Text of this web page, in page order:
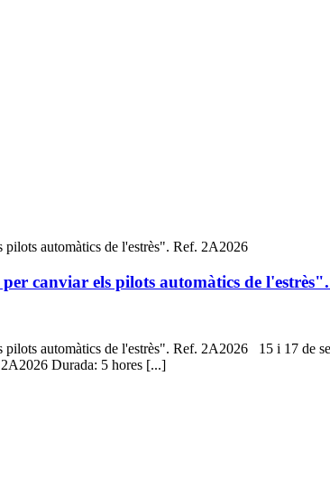
canviar els pilots automàtics de
automàtics de l'estrès". Ref. 2A2026 15 i 17 de
2A2026 Durada: 5 hores [...]